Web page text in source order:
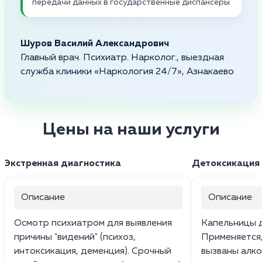
передачи данных в государственные диспансеры
Шуров Василий Александрович
Главный врач. Психиатр. Нарколог., выездная
служба клиники «Наркология 24/7», Азнакаево
Цены на наши услуги
Экстренная диагностика
Описание
Осмотр психиатром для выявления
причины "видений" (психоз,
интоксикация, деменция). Срочный
Описание
Капельницы
вызваны